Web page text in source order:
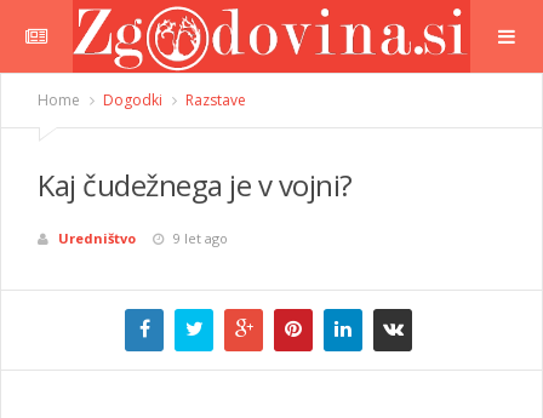
Home Dogodki Razstave
Kaj čudežnega je v vojni?
Uredništvo 9 let ago